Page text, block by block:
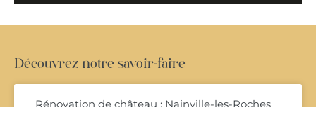
Découvrez notre savoir-faire
Rénovation de château : Nainville-les-Roches